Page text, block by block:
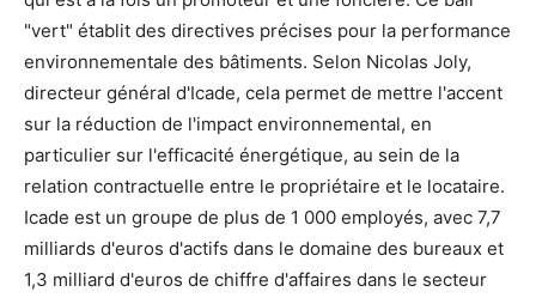
"vert" établit des directives précises pour la performance
environnementale des bâtiments. Selon Nicolas Joly,
directeur général d'Icade, cela permet de mettre l'accent
sur la réduction de l'impact environnemental, en
particulier sur l'efficacité énergétique, au sein de la
relation contractuelle entre le propriétaire et le locataire.
Icade est un groupe de plus de 1 000 employés, avec 7,7
milliards d'euros d'actifs dans le domaine des bureaux et
1,3 milliard d'euros de chiffre d'affaires dans le secteur